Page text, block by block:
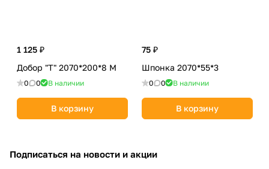
1 125 ₽
Добор "Т" 2070*200*8 М
0 0 В наличии
В корзину
75 ₽
Шпонка 2070*55*3
0 0 В наличии
В корзину
Подписаться на новости и акции